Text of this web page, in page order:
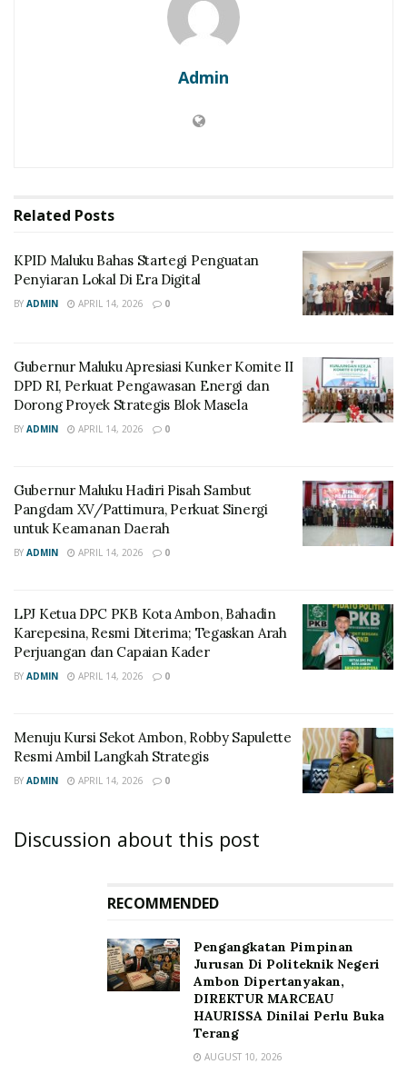
Admin
Related Posts
KPID Maluku Bahas Startegi Penguatan
Penyiaran Lokal Di Era Digital
BY ADMIN APRIL 14, 2026 0
Gubernur Maluku Apresiasi Kunker Komite II
DPD RI, Perkuat Pengawasan Energi dan
Dorong Proyek Strategis Blok Masela
BY ADMIN APRIL 14, 2026 0
Gubernur Maluku Hadiri Pisah Sambut
Pangdam XV/Pattimura, Perkuat Sinergi
untuk Keamanan Daerah
BY ADMIN APRIL 14, 2026 0
LPJ Ketua DPC PKB Kota Ambon, Bahadin
Karepesina, Resmi Diterima; Tegaskan Arah
Perjuangan dan Capaian Kader
BY ADMIN APRIL 14, 2026 0
Menuju Kursi Sekot Ambon, Robby Sapulette
Resmi Ambil Langkah Strategis
BY ADMIN APRIL 14, 2026 0
Discussion about this post
RECOMMENDED
Pengangkatan Pimpinan
Jurusan Di Politeknik Negeri
Ambon Dipertanyakan,
DIREKTUR MARCEAU
HAURISSA Dinilai Perlu Buka
Terang
AUGUST 10, 2026